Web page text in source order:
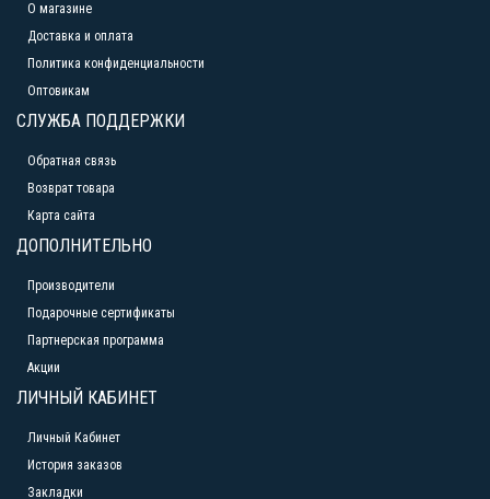
О магазине
Доставка и оплата
Политика конфиденциальности
Оптовикам
СЛУЖБА ПОДДЕРЖКИ
Обратная связь
Возврат товара
Карта сайта
ДОПОЛНИТЕЛЬНО
Производители
Подарочные сертификаты
Партнерская программа
Акции
ЛИЧНЫЙ КАБИНЕТ
Личный Кабинет
История заказов
Закладки